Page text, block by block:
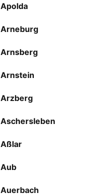
Apolda
Arneburg
Arnsberg
Arnstein
Arzberg
Aschersleben
Aßlar
Aub
Auerbach